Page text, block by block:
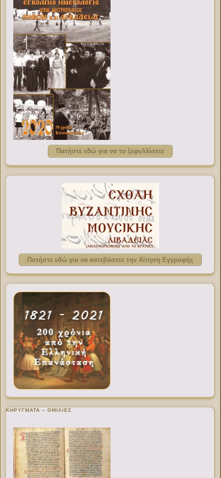
Πατήστε εδώ για να το ξεφυλλίσετε
Πατήστε εδώ για να κατεβάσετε την Αίτηση Εγγραφής
ΚΗΡΥΓΜΑΤΑ – ΟΜΙΛΙΕΣ